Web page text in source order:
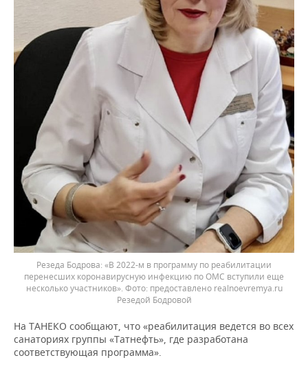
Резеда Бодрова: «В 2022-м в программу по реабилитации
перенесших коронавирусную инфекцию по ОМС вступили еще
несколько участников». Фото: предоставлено realnoevremya.ru
Резедой Бодровой
На ТАНЕКО сообщают, что «реабилитация ведется во всех
санаториях группы «Татнефть», где разработана
соответствующая программа».